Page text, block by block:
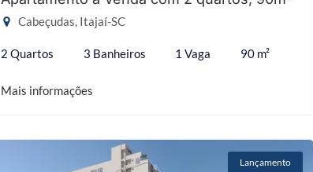
Cabeçudas, Itajaí-SC
2 Quartos 3 Banheiros 1 Vaga 90 m²
Mais informações
Lançamento